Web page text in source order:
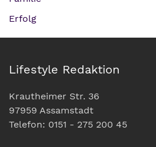
Erfolg
Lifestyle Redaktion
Krautheimer Str. 36
97959 Assamstadt
Telefon: 0151 - 275 200 45